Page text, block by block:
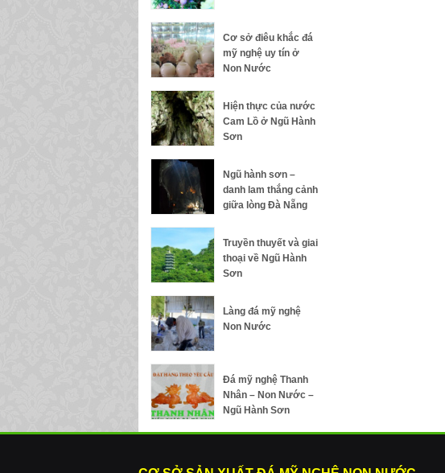
Cơ sở điêu khắc đá
mỹ nghệ uy tín ở
Non Nước
Hiện thực của nước
Cam Lồ ở Ngũ Hành
Sơn
Ngũ hành sơn –
danh lam thắng cảnh
giữa lòng Đà Nẵng
Truyền thuyết và giai
thoại về Ngũ Hành
Sơn
Làng đá mỹ nghệ
Non Nước
Đá mỹ nghệ Thanh
Nhân – Non Nước –
Ngũ Hành Sơn